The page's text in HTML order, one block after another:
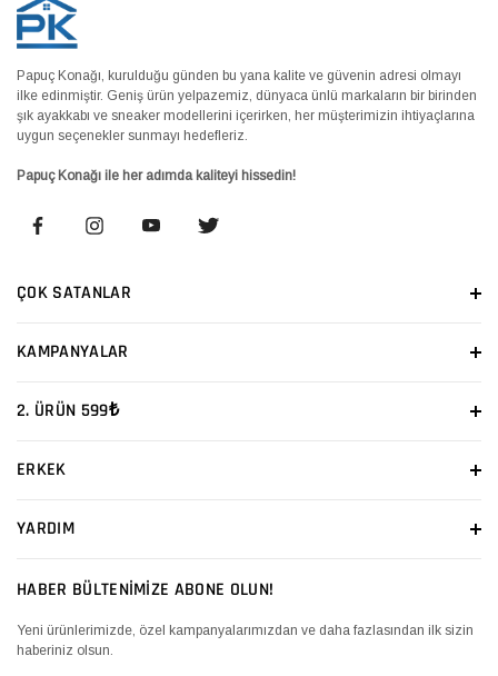
Papuç Konağı, kurulduğu günden bu yana kalite ve güvenin adresi olmayı
ilke edinmiştir. Geniş ürün yelpazemiz, dünyaca ünlü markaların bir birinden
şık ayakkabı ve sneaker modellerini içerirken, her müşterimizin ihtiyaçlarına
uygun seçenekler sunmayı hedefleriz.
Papuç Konağı ile her adımda kaliteyi hissedin!
ÇOK SATANLAR
KAMPANYALAR
2. ÜRÜN 599₺
ERKEK
YARDIM
HABER BÜLTENİMİZE ABONE OLUN!
Yeni ürünlerimizde, özel kampanyalarımızdan ve daha fazlasından ilk sizin
haberiniz olsun.